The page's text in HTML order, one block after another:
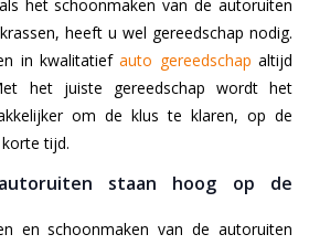
het schoonmaken van de autoruiten
heeft u wel gereedschap nodig.
in kwalitatiefauto gereedschap altijd
het juiste gereedschap wordt het
om de klus te klaren, op de
tijd.
staan hoog op de
en schoonmaken van de autoruiten